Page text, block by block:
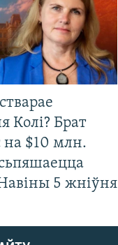
Колі? Брат
на $10 млн.
5 жніўня